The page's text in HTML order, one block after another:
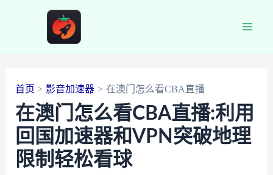
首页 影音加速器 在澳门怎么看CBA直播
在澳门怎么看CBA直播:利用
回国加速器和VPN突破地理
限制轻松看球